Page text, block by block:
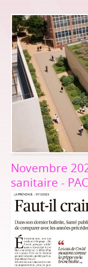
Novembre
sanitaire -